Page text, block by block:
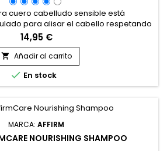
cuero cabelludo sensible está
para alisar el cabello respetando
cuero cabelludo. Enriquecido con
aceite de argán y manteca de
grandiflorum, este tratamiento
hidratante y nutritiva, reforzando la
del cabello y...
14,95 €
 Añadir al carrito
 En stock
MARCA: AFFIRM
NOURISHING SHAMPOO